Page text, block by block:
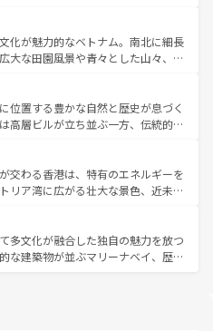
イーツなど、バラエティ豊かな料理
なお、新着の台湾情報は コンテンツ一覧を参
ば四季折々の自然美を楽しむことが
チや焼肉、絶品のストリートフード
料理が待っている。夜には、韓国な
、韓国の多彩な魅力を心ゆくまで味
わってみてほしい。 なお、新着の韓国情報はコンテンツ一
化が魅力的なベトナム。南北に細長
大な田園風景や青々とした山々、世
が息づく。ハノイの古い町並みやホ
統治時代の建物も、独特の雰囲気を
、バラエティの豊かさとおいしさで
ミー、ベトナムコーヒーなどは、ぜ
どの地域を訪れてもあたたかい人々
るので、きっと忘れられない旅にな
位置する豊かな自然と歴史が息づく
高層ビルが立ち並ぶ一方、伝統的な
。北部ではチェンマイなどの山岳地
南部ではプーケットやクラビの美し
分を楽しむことができる。タイ料理
温暖で、どの季節にも異なる楽しみ
やすいタイの人々、仏教を中心とし
観光資源が、訪れる旅人を魅了し続
交わる香港は、特有のエネルギーを
リア湾に広がる壮大な景色、近未来
動するはず。観光スポットが密集し
ころを回れるのも魅力。息をのむよ
体験まで、香港を存分に楽しみ尽く
多文化が融合した独自の魅力を放つ
な建築物が並ぶマリーナベイ、歴史